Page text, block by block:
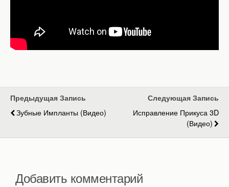
Предыдущая Запись
Зубные Импланты (видео)
Следующая Запись
Исправление Прикуса 3D
(видео)
Добавить комментарий